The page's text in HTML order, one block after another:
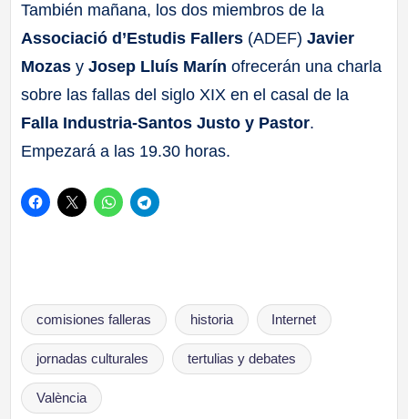
También mañana, los dos miembros de la
Associació d’Estudis Fallers (ADEF)Javier
Mozas yJosep Lluís Marín ofrecerán una charla
sobre las fallas del siglo XIX en el casal de la
Falla Industria-Santos Justo y Pastor.
Empezará a las 19.30 horas.
Etiquetas:
comisiones falleras historia Internet
jornadas culturales tertulias y debates
València